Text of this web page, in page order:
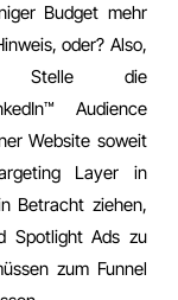
Budget mehr
oder? Also,
Stelle die
Audience
Website soweit
Layer in
Betracht ziehen,
Spotlight Ads zu
zum Funnel